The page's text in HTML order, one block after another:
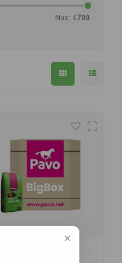
Max: €700